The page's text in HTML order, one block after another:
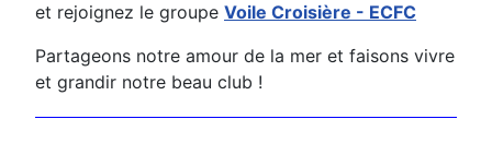
et rejoignez le groupe Voile Croisière - ECFC
Partageons notre amour de la mer et faisons vivre
et grandir notre beau club !